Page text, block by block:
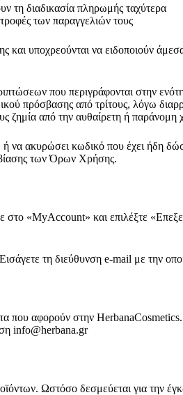
τη διαδικασία πληρωμής ταχύτερα
των παραγγελιών τους
και υποχρεούνται να ειδοποιούν
που περιγράφονται στην
πρόσβασης από τρίτους, λόγω
ζημία από την αυθαίρετη ή
ακυρώσει κωδικό που έχει ήδη
των Όρων Χρήσης.
στο «MyAccount» και επιλέξτε
τη διεύθυνση e-mail με την
που αφορούν στην
info@herbana.gr
Ωστόσο δεσμεύεται για την